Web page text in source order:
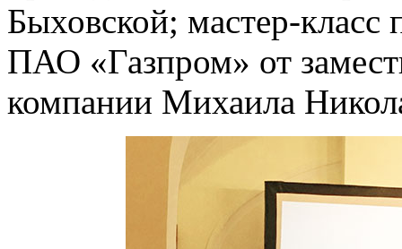
Быховской; мастер-
ПАО «Газпром» от
компании Михаила